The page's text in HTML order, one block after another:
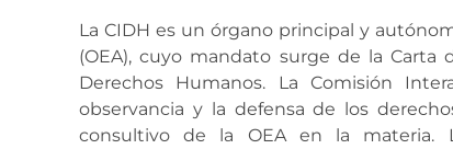
La CIDH es un órgano principal y
(OEA), cuyo mandato surge de la Carta
Derechos Humanos. La Comisión
observancia y la defensa de los
consultivo de la OEA en la materia.